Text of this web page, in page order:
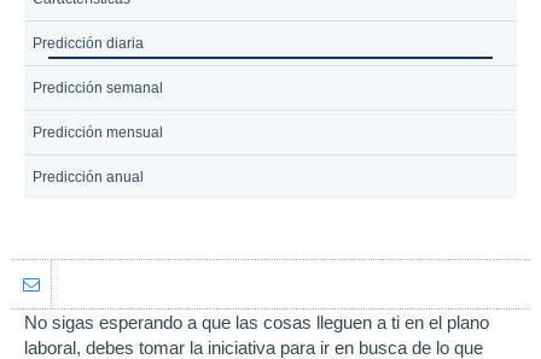
Predicción diaria
Predicción semanal
Predicción mensual
Predicción anual
No sigas esperando a que las cosas lleguen a ti en el plano
laboral, debes tomar la iniciativa para ir en busca de lo que